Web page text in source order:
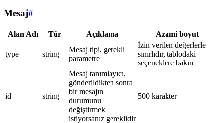
Mesaj#
Alan Adı Tür Açıklama Azami boyut
type string
Mesaj tipi, gerekli
parametre
İzin verilen değerlerle
sınırlıdır, tablodaki
seçeneklere bakın
id string
Mesaj tanımlayıcı,
gönderildikten sonra
bir mesajın
durumunu
değiştirmek
istiyorsanız gereklidir
500 karakter